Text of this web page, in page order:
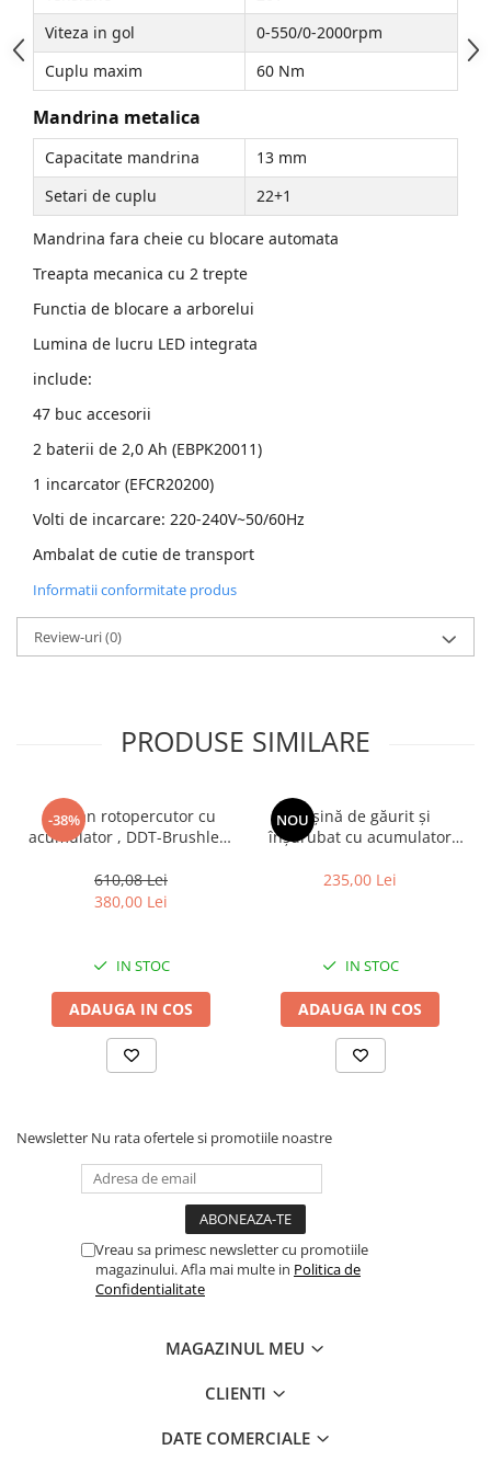
Accesorii Compresoare
Articole uz casnic
Electrocasnice
Iluminat si electrice
Cabluri electrice si conductori
Scule si unelte
Resigilate
Batoze, Zdrobitoare și Mori
electrice
Mori electrice
Mori electrice
Accesorii mori electrice
Batoze de porumb
Zdrobitoare struguri, fructe si
legume
Generatoare și Motoare
Motoare
Motoare electrice
Set chei, tubulare, truse chei
Viteza in gol
0-550/0-2000rpm
Cuplu maxim
60 Nm
Mandrina metalica
Capacitate mandrina
13 mm
Setari de cuplu
22+1
Mandrina fara cheie cu blocare automata
Treapta mecanica cu 2 trepte
Functia de blocare a arborelui
Lumina de lucru LED integrata
include:
47 buc accesorii
2 baterii de 2,0 Ah (EBPK20011)
1 incarcator (EFCR20200)
Volti de incarcare: 220-240V~50/60Hz
Ambalat de cutie de transport
Informatii conformitate produs
Review-uri(0)
PRODUSE SIMILARE
-38%
Ciocan rotopercutor cu
acumulator , DDT-Brushless
4800 Bpm , 1.7 J , 22 mm ,
Albastru
610,08 Lei
380,00 Lei
IN STOC
ADAUGA IN COS
NOU
Mașină de găurit și
înșurubat cu acumulator
Brushless, 48V, 2
235,00 Lei
IN STOC
ADAUGA IN COS
Newsletter Nu rata ofertele si promotiile noastre
Vreau sa primesc newsletter cu promotiile
magazinului. Afla mai multe in Politica de
Confidentialitate
MAGAZINUL MEU
CLIENTI
DATE COMERCIALE